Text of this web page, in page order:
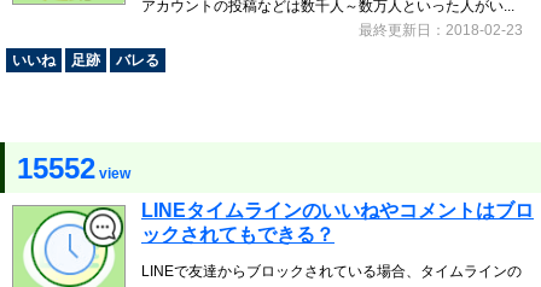
アカウントの投稿などは数千人～数万人といった人がい...
最終更新日：2018-02-23
いいね
足跡 バレる
15552 view
LINEタイムラインのいいねやコメントはブロ
ックされてもできる？
LINEで友達からブロックされている場合、タイムラインの